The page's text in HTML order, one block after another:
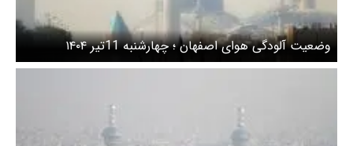
وضعیت آلودگی هوای اصفهان ؛ چهارشنبه 11تیر ۱۴۰۴